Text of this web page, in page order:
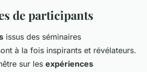
de participants
issus des séminaires
à la fois inspirants et révélateurs.
sur les expériences